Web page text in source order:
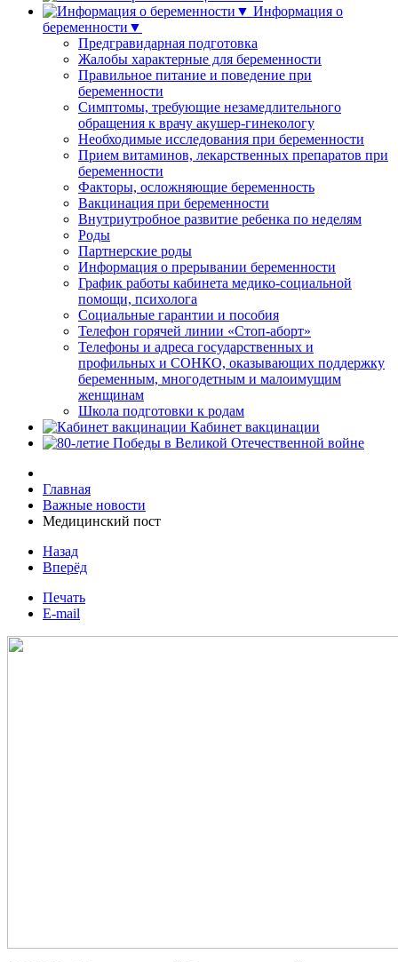
Информация о
беременности▼
Предгравидарная подготовка
Жалобы характерные для беременности
Правильное питание и поведение при
беременности
Симптомы, требующие незамедлительного
обращения к врачу акушер-гинекологу
Необходимые исследования при беременности
Прием витаминов, лекарственных препаратов при
беременности
Факторы, осложняющие беременность
Вакцинация при беременности
Внутриутробное развитие ребенка по неделям
Роды
Партнерские роды
Информация о прерывании беременности
График работы кабинета медико-социальной
помощи, психолога
Социальные гарантии и пособия
Телефон горячей линии «Стоп-аборт»
Телефоны и адреса государственных и
профильных и СОНКО, оказывающих поддержку
беременным, многодетным и малоимущим
женщинам
Школа подготовки к родам
Кабинет вакцинации
Главная
Важные новости
Медицинский пост
Назад
Вперёд
Печать
E-mail